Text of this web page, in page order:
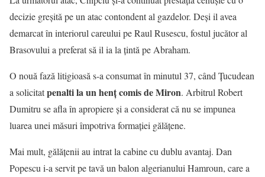
decizie greșită pe un atac contondent al gazdelor. Deși il avea
demarcat în interiorul careului pe Raul Rusescu, fostul jucător al
Brasovului a preferat să il ia la țintă pe Abraham.
O nouă fază litigioasă s-a consumat în minutul 37, când Țucudean
a solicitatpenalti la un henț comis de Miron. Arbitrul Robert
Dumitru se afla în apropiere și a considerat că nu se impunea
luarea unei măsuri împotriva formației gălățene.
Mai mult, gălățenii au intrat la cabine cu dublu avantaj. Dan
Popescu i-a servit pe tavă un balon algerianului Hamroun, care a